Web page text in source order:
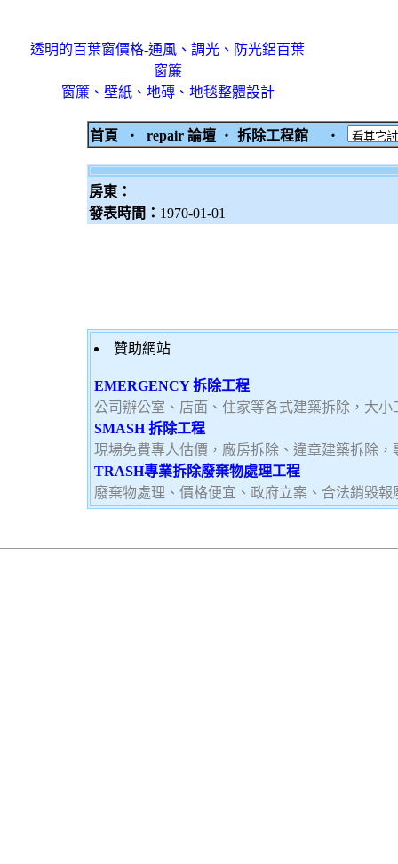
透明的百葉窗價格-通風、調光、防光鋁百葉
窗簾
窗簾、壁紙、地磚、地毯整體設計
首頁 ‧ repair 論壇 ‧ 拆除工程館 ‧
房東：
發表時間： 1970-01-01
贊助網站
EMERGENCY 拆除工程
公司辦公室、店面、住家等各式建築拆除，大小
SMASH 拆除工程
現場免費專人估價，廠房拆除、違章建築拆除
TRASH專業拆除廢棄物處理工程
廢棄物處理、價格便宜、政府立案、合法銷毀